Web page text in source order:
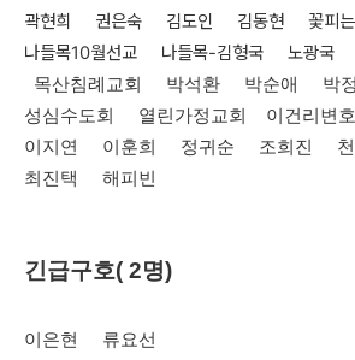
곽현희 권은숙 김도인 김동현 꽃피
나들목10월선교 나들목-김형국 노광국
목산침례교회 박석환 박순애 박
성심수도회 열린가정교회
이건리변
이지연 이훈희 정귀순 조희진 천
최진택 해피빈
긴급구호( 2명)
이은현 류요선